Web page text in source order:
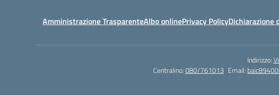
Amministrazione TrasparenteAlbo onlinePrivacy PolicyDichiarazione
Indirizzo:
Centralino:080/761013 Email: